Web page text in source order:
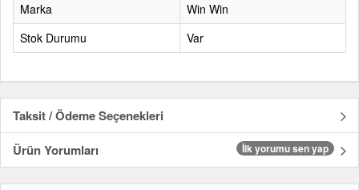
Marka
Win Win
Stok Durumu
Var
Taksit / Ödeme Seçenekleri
Ürün Yorumları
İlk yorumu sen yap